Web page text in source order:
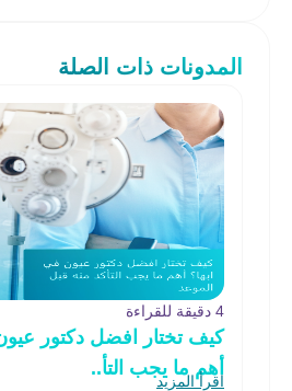
المدونات ذات الصلة
4 دقيقة للقراءة
كيف تختار افضل دكتور
أهم ما يجب التأ..
اقرأ المزيد